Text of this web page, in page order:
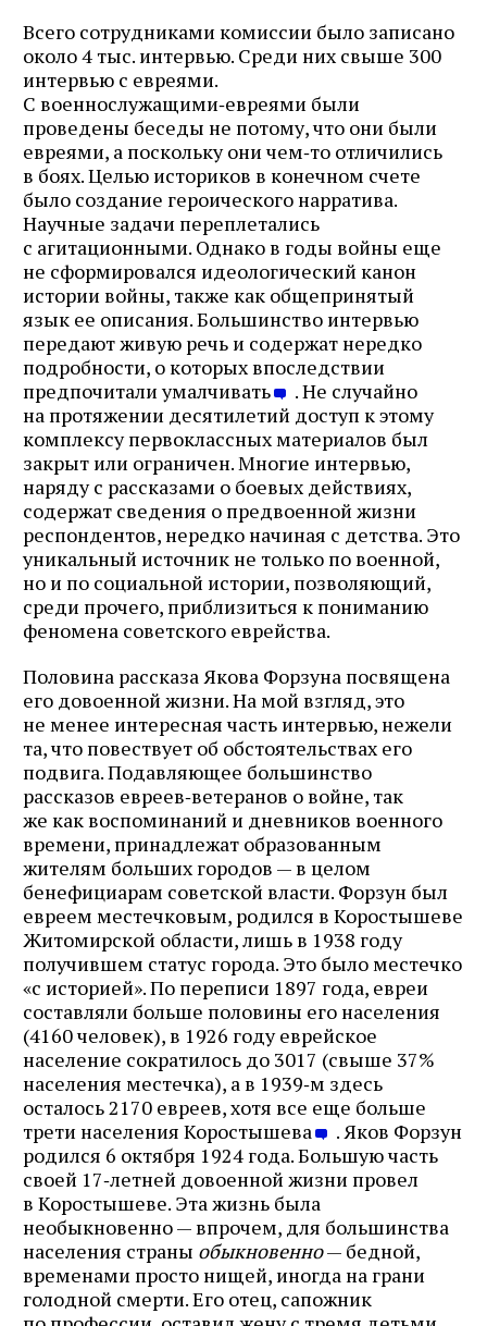
Всего сотрудниками комиссии было записано
около 4 тыс. интервью. Среди них свыше 300
интервью с евреями.
С военнослужащими‑евреями были
проведены беседы не потому, что они были
евреями, а поскольку они чем‑то отличились
в боях. Целью историков в конечном счете
было создание героического нарратива.
Научные задачи переплетались
с агитационными. Однако в годы войны еще
не сформировался идеологический канон
истории войны, также как общепринятый
язык ее описания. Большинство интервью
передают живую речь и содержат нередко
подробности, о которых впоследствии
предпочитали умалчивать
. Не случайно
на протяжении десятилетий доступ к этому
комплексу первоклассных материалов был
закрыт или ограничен. Многие интервью,
наряду с рассказами о боевых действиях,
содержат сведения о предвоенной жизни
респондентов, нередко начиная с детства. Это
уникальный источник не только по военной,
но и по социальной истории, позволяющий,
среди прочего, приблизиться к пониманию
феномена советского еврейства.
Половина рассказа Якова Форзуна посвящена
его довоенной жизни. На мой взгляд, это
не менее интересная часть интервью, нежели
та, что повествует об обстоятельствах его
подвига. Подавляющее большинство
рассказов евреев‑ветеранов о войне, так
же как воспоминаний и дневников военного
времени, принадлежат образованным
жителям больших городов — в целом
бенефициарам советской власти. Форзун был
евреем местечковым, родился в Коростышеве
Житомирской области, лишь в 1938 году
получившем статус города. Это было местечко
«с историей». По переписи 1897 года, евреи
составляли больше половины его населения
(4160 человек), в 1926 году еврейское
население сократилось до 3017 (свыше 37%
населения местечка), а в 1939‑м здесь
осталось 2170 евреев, хотя все еще больше
трети населения Коростышева
. Яков Форзун
родился 6 октября 1924 года. Большую часть
своей 17‑летней довоенной жизни провел
в Коростышеве. Эта жизнь была
необыкновенно — впрочем, для большинства
населения страны обыкновенно— бедной,
временами просто нищей, иногда на грани
голодной смерти. Его отец, сапожник